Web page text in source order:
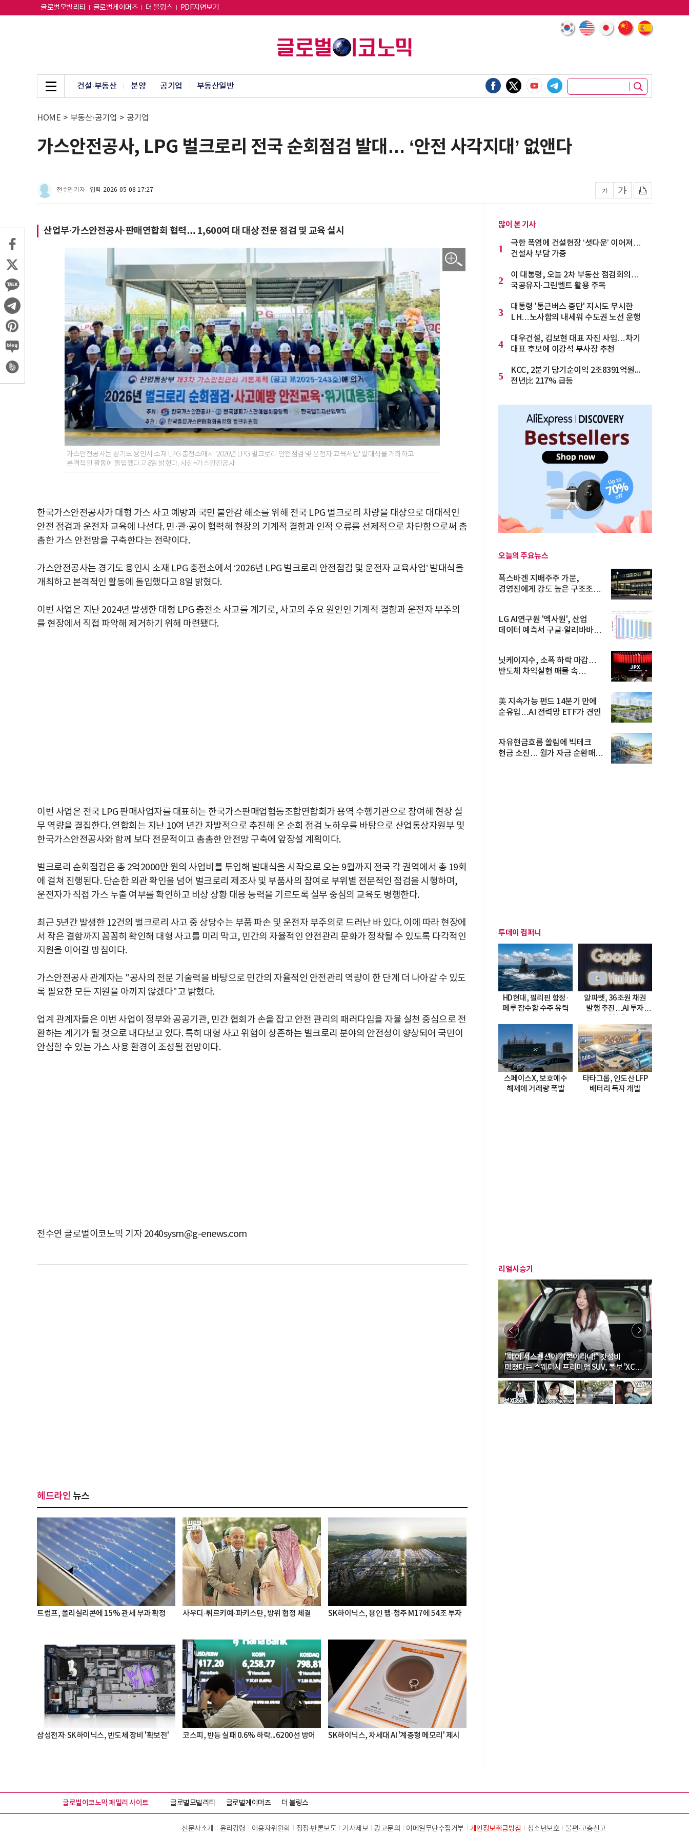
글로벌모빌리티 글로벌게이머즈 더 블링스 PDF지면보기
건설·부동산 분양 공기업 부동산일반
HOME > 부동산·공기업 > 공기업
가스안전공사, LPG 벌크로리 전국 순회점검 발대… ‘안전 사각지대’ 없앤다
전수연 기자 입력 2026-05-08 17:27
산업부·가스안전공사·판매연합회 협력… 1,600여 대 대상 전문 점검 및 교육 실시
가스안전공사는 경기도 용인시 소재 LPG 충전소에서 ‘2026년 LPG 벌크로리 안전점검 및 운전자 교육사업’ 발대식을 개최하고
본격적인 활동에 돌입했다고 8일 밝혔다. 사진=가스안전공사
한국가스안전공사가 대형 가스 사고 예방과 국민 불안감 해소를 위해 전국 LPG 벌크로리 차량을 대상으로 대대적인
안전 점검과 운전자 교육에 나선다. 민·관·공이 협력해 현장의 기계적 결함과 인적 오류를 선제적으로 차단함으로써 촘
촘한 가스 안전망을 구축한다는 전략이다.
가스안전공사는 경기도 용인시 소재 LPG 충전소에서 ‘2026년 LPG 벌크로리 안전점검 및 운전자 교육사업’ 발대식을
개최하고 본격적인 활동에 돌입했다고 8일 밝혔다.
이번 사업은 지난 2024년 발생한 대형 LPG 충전소 사고를 계기로, 사고의 주요 원인인 기계적 결함과 운전자 부주의
를 현장에서 직접 파악해 제거하기 위해 마련됐다.
이번 사업은 전국 LPG 판매사업자를 대표하는 한국가스판매업협동조합연합회가 용역 수행기관으로 참여해 현장 실
무 역량을 결집한다. 연합회는 지난 10여 년간 자발적으로 추진해 온 순회 점검 노하우를 바탕으로 산업통상자원부 및
한국가스안전공사와 함께 보다 전문적이고 촘촘한 안전망 구축에 앞장설 계획이다.
벌크로리 순회점검은 총 2억2000만 원의 사업비를 투입해 발대식을 시작으로 오는 9월까지 전국 각 권역에서 총 19회
에 걸쳐 진행된다. 단순한 외관 확인을 넘어 벌크로리 제조사 및 부품사의 참여로 부위별 전문적인 점검을 시행하며,
운전자가 직접 가스 누출 여부를 확인하고 비상 상황 대응 능력을 기르도록 실무 중심의 교육도 병행한다.
최근 5년간 발생한 12건의 벌크로리 사고 중 상당수는 부품 파손 및 운전자 부주의로 드러난 바 있다. 이에 따라 현장에
서 작은 결함까지 꼼꼼히 확인해 대형 사고를 미리 막고, 민간의 자율적인 안전관리 문화가 정착될 수 있도록 다각적인
지원을 이어갈 방침이다.
가스안전공사 관계자는 "공사의 전문 기술력을 바탕으로 민간의 자율적인 안전관리 역량이 한 단계 더 나아갈 수 있도
록 필요한 모든 지원을 아끼지 않겠다"고 밝혔다.
업계 관계자들은 이번 사업이 정부와 공공기관, 민간 협회가 손을 잡고 안전 관리의 패러다임을 자율 실천 중심으로 전
환하는 계기가 될 것으로 내다보고 있다. 특히 대형 사고 위험이 상존하는 벌크로리 분야의 안전성이 향상되어 국민이
안심할 수 있는 가스 사용 환경이 조성될 전망이다.
전수연 글로벌이코노믹 기자 2040sysm@g-enews.com
헤드라인 뉴스
트럼프, 폴리실리콘에 15% 관세 부과 확정 사우디·튀르키예·파키스탄, 방위 협정 체결 SK하이닉스, 용인 팹·청주 M17에 54조 투자
삼성전자·SK하이닉스, 반도체 장비 '확보전' 코스피, 반등 실패 0.6% 하락...6200선 방어 SK하이닉스, 차세대 AI '계층형 메모리' 제시
많이 본 기사
1
극한 폭염에 건설현장 ‘셧다운’ 이어져…
건설사 부담 가중
2
이 대통령, 오늘 2차 부동산 점검회의…
국공유지·그린벨트 활용 주목
3
대통령 '통근버스 중단' 지시도 무시한
LH…노사합의 내세워 수도권 노선 운행
4
대우건설, 김보현 대표 자진 사임…차기
대표 후보에 이강석 부사장 추천
5
KCC, 2분기 당기순이익 2조8391억원...
전년比 217% 급등
오늘의 주요뉴스
폭스바겐 지배주주 가문,
경영진에게 강도 높은 구조조정
LG AI연구원 '엑사원', 산업
데이터 예측서 구글·알리바바
닛케이지수, 소폭 하락 마감…
반도체 차익실현 매물 속
美 지속가능 펀드 14분기 만에
순유입…AI 전력망 ETF가 견인
자유현금흐름 쏠림에 빅테크
현금 소진… 월가 자금 순환매
투데이 컴퍼니
HD현대, 필리핀 함정·
페루 잠수함 수주 유력
알파벳, 36조원 채권
발행 추진…AI 투자
스페이스X, 보호예수
해제에 거래량 폭발
타타그룹, 인도산 LFP
배터리 독자 개발
리얼시승기
"에어 서스펜션이 기본이라니!" 갓성비
미쳤다는 스웨디시 프리미엄 SUV, 볼보 'XC60
B5 울트라'
글로벌이코노믹 패밀리 사이트 글로벌모빌리티 글로벌게이머즈 더 블링스
신문사소개 윤리강령 이용자위원회 정정∙반론보도 기사제보 광고문의 이메일무단수집거부 개인정보취급방침 청소년보호 불편∙고충신고